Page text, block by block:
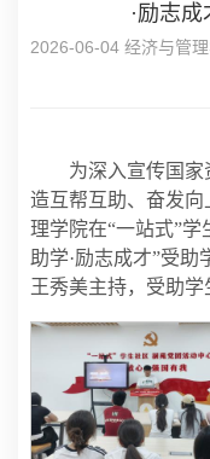
·励志
2026-06-04 经济与管
为深入宣传国
造互帮互助、奋发向
理学院在“一站式”
助学·励志成才”受
王秀美主持，受助学